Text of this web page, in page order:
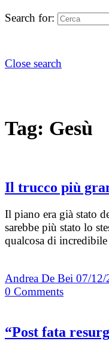
Search for:
Close search
Tag: Gesù
Il trucco più
Il piano era già stato
sarebbe più stato lo
qualcosa di
Andrea De Bei 07/12/
0 Comments
“Post fata